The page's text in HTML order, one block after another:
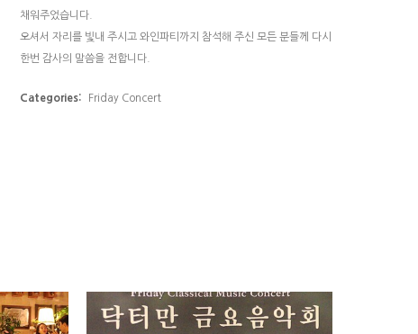
채워주었습니다.
오셔서 자리를 빛내 주시고 와인파티까지 참석해 주신 모든 분들께 다시
한번 감사의 말씀을 전합니다.
Categories: Friday Concert